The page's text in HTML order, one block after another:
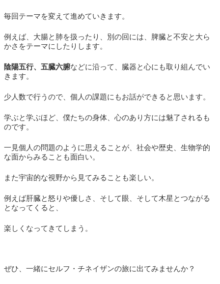
毎回テーマを変えて進めていきます。
例えば、大腸と肺を扱ったり、別の回には、脾臓と不安と大ら
かさをテーマにしたりします。
陰陽五行、五臓六腑などに沿って、臓器と心にも取り組んでい
きます。
少人数で行うので、個人の課題にもお話ができると思います。
学ぶと学ぶほど、僕たちの身体、心のあり方には魅了されるも
のです。
一見個人の問題のように思えることが、社会や歴史、生物学的
な面からみることも面白い。
また宇宙的な視野から見てみることも楽しい。
例えば肝臓と怒りや優しさ、そして眼、そして木星とつながる
となってくると、
楽しくなってきてしまう。
ぜひ、一緒にセルフ・チネイザンの旅に出てみませんか？